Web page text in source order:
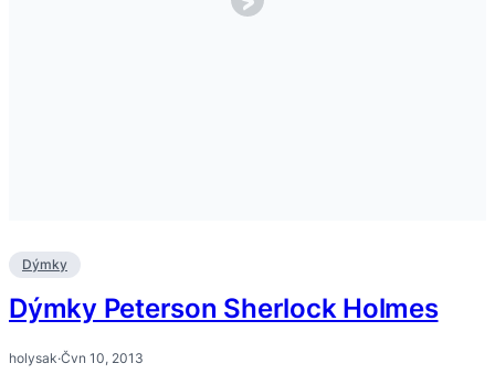
Dýmky
Dýmky Peterson Sherlock Holmes
holysak·Čvn 10, 2013